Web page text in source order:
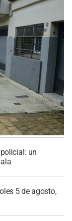
un
5 de agosto,